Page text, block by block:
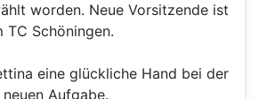
worden. Neue Vorsitzende ist
TC Schöningen.
eine glückliche Hand bei der
Aufgabe.